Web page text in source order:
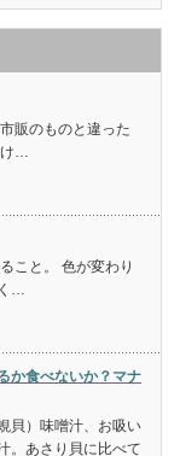
販のものと違った
…
こと。 色が変わり
…
か食べないか？マナ
貝）味噌汁、お吸い
。あさり貝に比べて